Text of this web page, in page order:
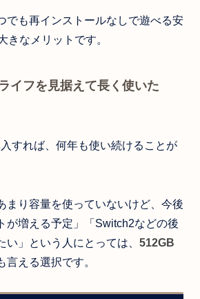
でも再インストールなしで遊べる安
きなメリットです。
イフを見据えて長く使いた
すれば、何年も使い続けることが
まり容量を使っていないけど、今後
が増える予定」「Switch2などの後
い」という人にとっては、 512GB
言える選択です。